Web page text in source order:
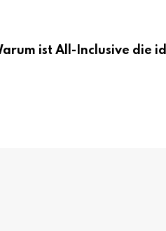
ist All-Inclusive die